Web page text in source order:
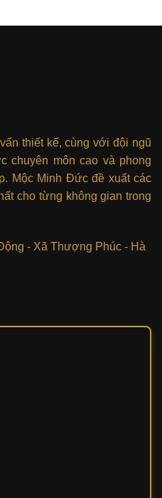
thiết kế, cùng với đội ngũ
chuyên môn cao và phong
Mộc Minh Đức đề xuất các
cho từng không gian trong
- Xã Thượng Phúc - Hà